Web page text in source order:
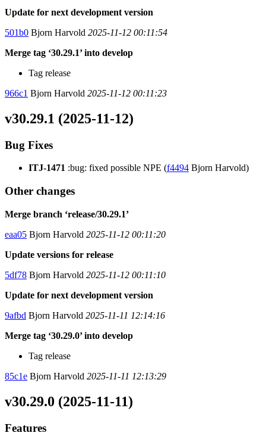
Update for next development version
501b0 Bjorn Harvold 2025-11-12 00:11:54
Merge tag ‘30.29.1’ into develop
Tag release
966c1 Bjorn Harvold 2025-11-12 00:11:23
v30.29.1 (2025-11-12)
Bug Fixes
ITJ-1471 :bug: fixed possible NPE (f4494 Bjorn Harvold)
Other changes
Merge branch ‘release/30.29.1’
eaa05 Bjorn Harvold 2025-11-12 00:11:20
Update versions for release
5df78 Bjorn Harvold 2025-11-12 00:11:10
Update for next development version
9afbd Bjorn Harvold 2025-11-11 12:14:16
Merge tag ‘30.29.0’ into develop
Tag release
85c1e Bjorn Harvold 2025-11-11 12:13:29
v30.29.0 (2025-11-11)
Features